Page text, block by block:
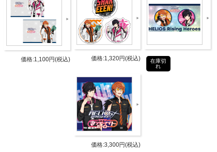
DISC2の過去配信アーカイブは第11回から第20回まで
を収録。
商品詳細
2022年6月29日
CD2枚組
DISC1：[オーディオCD]
Track1.新規録りおろし特別ラジオ
Track2.メランコリックマンデーナイ
価格:1,100円(税込) 価格:1,320円(税込)
在庫切
れ
価格:3,300円(税込)